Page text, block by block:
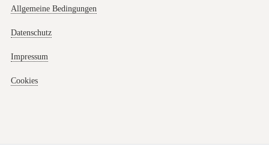
Allgemeine Bedingungen
Datenschutz
Impressum
Cookies